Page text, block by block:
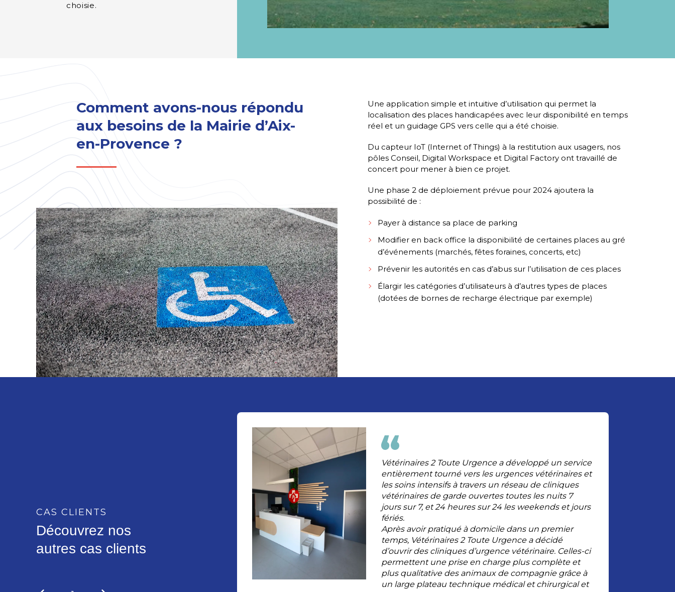
choisie.
Comment avons-nous répondu
aux besoins de la Mairie d’Aix-
en-Provence ?
Une application simple et intuitive d’utilisation qui permet la
localisation des places handicapées avec leur disponibilité en temps
réel et un guidage GPS vers celle qui a été choisie.
Du capteur IoT (Internet of Things) à la restitution aux usagers, nos
pôles Conseil, Digital Workspace et Digital Factory ont travaillé de
concert pour mener à bien ce projet.
Une phase 2 de déploiement prévue pour 2024 ajoutera la
possibilité de :
Payer à distance sa place de parking
Modifier en back office la disponibilité de certaines places au gré
d’événements (marchés, fêtes foraines, concerts, etc)
Prévenir les autorités en cas d’abus sur l’utilisation de ces places
Élargir les catégories d’utilisateurs à d’autres types de places
(dotées de bornes de recharge électrique par exemple)
CAS CLIENTS
Découvrez nos
autres cas clients
peintres en lettres, signaléticiens et aux sociétés
spécialisées dans le marquage textile.
Industrie
Vétérinaires 2 Toute Urgence a développé un service
entièrement tourné vers les urgences vétérinaires et
les soins intensifs à travers un réseau de cliniques
vétérinaires de garde ouvertes toutes les nuits 7
jours sur 7, et 24 heures sur 24 les weekends et jours
fériés.
Après avoir pratiqué à domicile dans un premier
temps, Vétérinaires 2 Toute Urgence a décidé
d’ouvrir des cliniques d’urgence vétérinaire. Celles-ci
permettent une prise en charge plus complète et
plus qualitative des animaux de compagnie grâce à
un large plateau technique médical et chirurgical et